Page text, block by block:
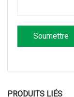
PRODUITS LIÉS